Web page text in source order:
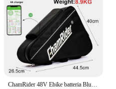
ChamRider 48V Ebike batteria Bluetooth Smart BMS 21700 Cell 52V triangolo 45AH enorme capacità 1500W 2000W Super potente Bafang